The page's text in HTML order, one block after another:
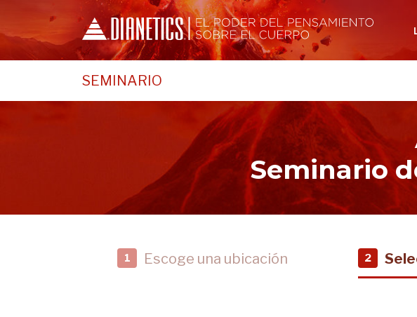
SEMINARIO
Seminario
1 Escoge una ubicación 2